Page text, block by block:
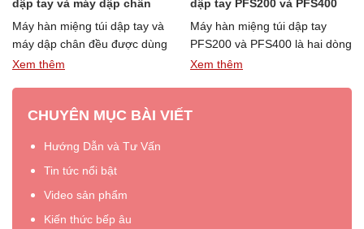
dập tay và máy dập chân
Máy hàn miệng túi dập tay và
máy dập chân đều được dùng
để hàn kín bao bì, bảo quản …
máy
miệng
túi
tay
và
Xem thêm
dập tay PFS200 và PFS400
Máy hàn miệng túi dập tay
PFS200 và PFS400 là hai dòng
máy hàn túi mini được sử dụng
Xem thêm
CHUYÊN MỤC BÀI VIẾT
Hướng Dẫn và Tư Vấn
Tin tức nổi bật
Video sản phẩm
Kiến thức bếp âu